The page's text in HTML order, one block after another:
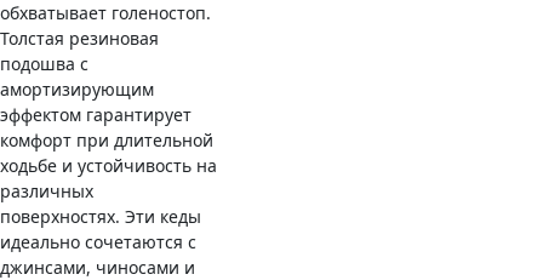
обхватывает голеностоп.
Толстая резиновая
подошва с
амортизирующим
эффектом гарантирует
комфорт при длительной
ходьбе и устойчивость на
различных
поверхностях. Эти кеды
идеально сочетаются с
джинсами, чиносами и